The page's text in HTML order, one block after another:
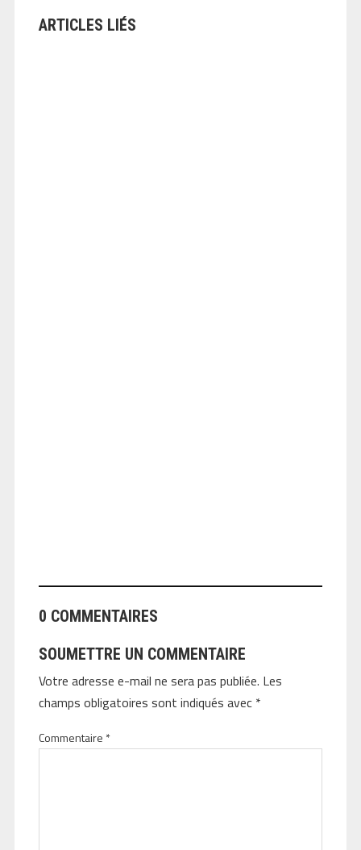
ARTICLES LIÉS
0 COMMENTAIRES
SOUMETTRE UN COMMENTAIRE
Votre adresse e-mail ne sera pas publiée. Les
champs obligatoires sont indiqués avec *
Commentaire *